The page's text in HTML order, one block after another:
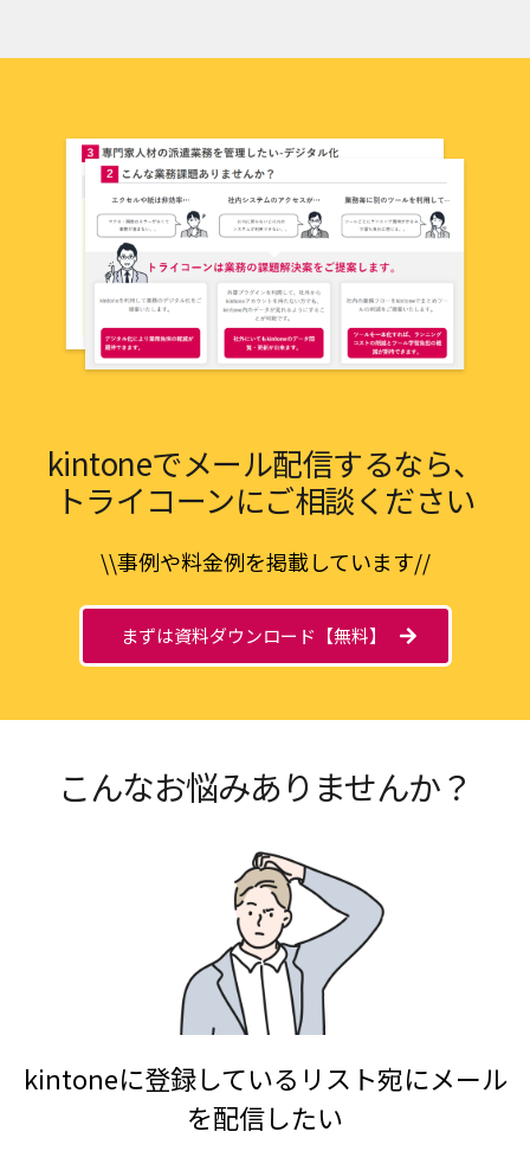
kintoneでメール配信するなら、
トライコーンにご相談ください
\\事例や料金例を掲載しています//
まずは資料ダウンロード【無料】
こんなお悩みありませんか？
kintoneに登録しているリスト宛にメール
を配信したい